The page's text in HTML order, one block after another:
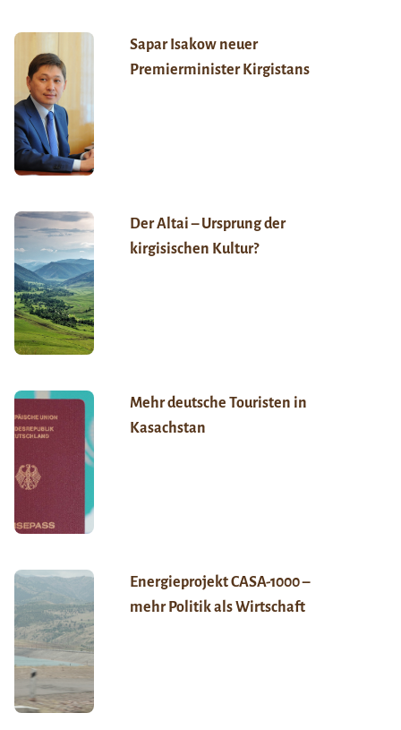
Sapar Isakow neuer
Premierminister Kirgistans
Der Altai – Ursprung der
kirgisischen Kultur?
Mehr deutsche Touristen in
Kasachstan
Energieprojekt CASA-1000 –
mehr Politik als Wirtschaft